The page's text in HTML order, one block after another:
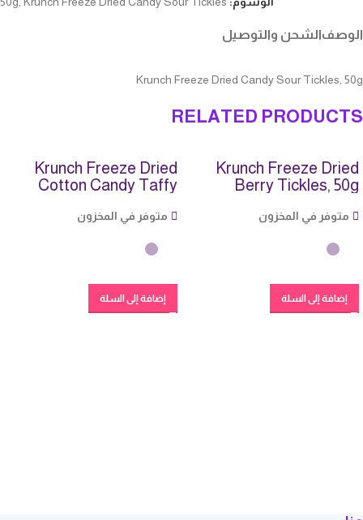
الوصفالشحن والتوصيل
Krunch Freeze Dried Candy Sour Tickles, 50g
RELATED PRODUCTS
Krunch Freeze Dried
Berry Tickles, 50g
متوفر في المخزون
إضافة إلى السلة
Krunch Freeze Dried
Cotton Candy Taffy
متوفر في المخزون
إضافة إلى السلة